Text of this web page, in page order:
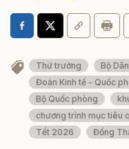
Thứ trưởng Bộ
Đoàn Kinh tế - Quốc
Bộ Quốc phòng
chương trình mục tiêu
Tết 2026
Đồng